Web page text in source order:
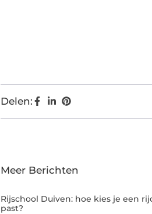
Delen:
Meer Berichten
Rijschool Duiven: hoe kies je een
past?